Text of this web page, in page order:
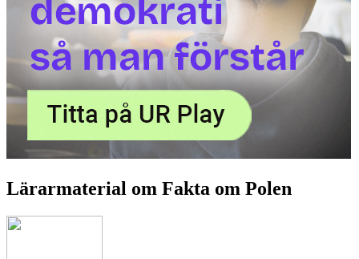
Lärarmaterial om Fakta om Polen